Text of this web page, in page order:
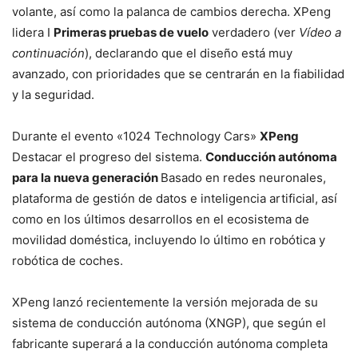
volante, así como la palanca de cambios derecha. XPeng
lidera I Primeras pruebas de vuelo verdadero (ver Vídeo a
continuación), declarando que el diseño está muy
avanzado, con prioridades que se centrarán en la fiabilidad
y la seguridad.
Durante el evento «1024 Technology Cars» XPeng
Destacar el progreso del sistema. Conducción autónoma
para la nueva generación Basado en redes neuronales,
plataforma de gestión de datos e inteligencia artificial, así
como en los últimos desarrollos en el ecosistema de
movilidad doméstica, incluyendo lo último en robótica y
robótica de coches.
XPeng lanzó recientemente la versión mejorada de su
sistema de conducción autónoma (XNGP), que según el
fabricante superará a la conducción autónoma completa